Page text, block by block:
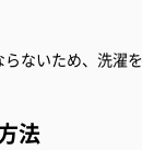
ないため、洗濯
法